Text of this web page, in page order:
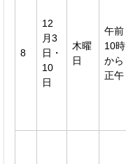
8
12
月3
日・
10
日
木曜
日
午前
10時
から
正午